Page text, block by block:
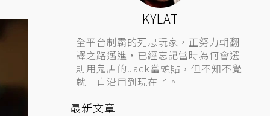
KYLAT
全平台制霸的死忠玩家，正努力朝翻
譯之路邁進，已經忘記當時為何會選
則用鬼店的Jack當頭貼，但不知不覺
就一直沿用到現在了。
最新文章